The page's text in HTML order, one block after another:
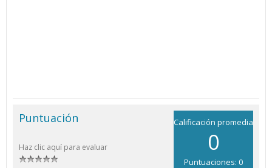
Calificación promedia
0
Puntuaciones: 0
Puntuación
Haz clic aquí para evaluar